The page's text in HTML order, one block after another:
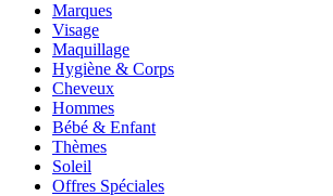
Marques
Visage
Maquillage
Hygiène & Corps
Cheveux
Hommes
Bébé & Enfant
Thèmes
Soleil
Offres Spéciales